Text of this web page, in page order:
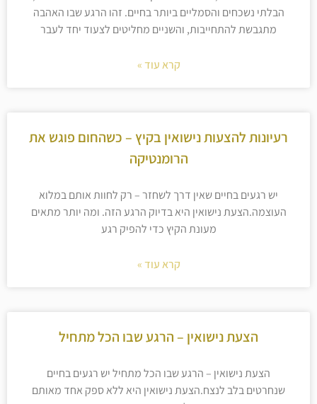
הבלתי נשכחים והסמליים ביותר בחיים. זהו הרגע שבו האהבה
מתגבשת להתחייבות, והשניים מחליטים לצעוד יחד לעבר
קרא עוד »
רעיונות להצעות נישואין בקיץ – כשהחום פוגש את
הרומנטיקה
יש רגעים בחיים שאין דרך לשחזר – רק לחוות אותם במלוא
העוצמה.הצעת נישואין היא בדיוק הרגע הזה. ומה יותר מתאים
מעונת הקיץ כדי להפיק רגע
קרא עוד »
הצעת נישואין – הרגע שבו הכל מתחיל
הצעת נישואין – הרגע שבו הכל מתחיל יש רגעים בחיים
שנחרטים בלב לנצח.הצעת נישואין היא ללא ספק אחד מאותם